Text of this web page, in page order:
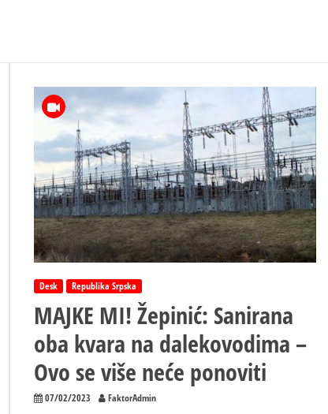
Desk Republika Srpska
MAJKE MI! Žepinić: Sanirana
oba kvara na dalekovodima –
Ovo se više neće ponoviti
07/02/2023 FaktorAdmin